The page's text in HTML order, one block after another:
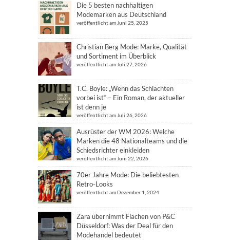
Die 5 besten nachhaltigen
Modemarken aus Deutschland
veröffentlicht am Juni 25, 2025
Christian Berg Mode: Marke, Qualität
und Sortiment im Überblick
veröffentlicht am Juli 27, 2026
T.C. Boyle: „Wenn das Schlachten
vorbei ist“ – Ein Roman, der aktueller
ist denn je
veröffentlicht am Juli 26, 2026
Ausrüster der WM 2026: Welche
Marken die 48 Nationalteams und die
Schiedsrichter einkleiden
veröffentlicht am Juni 22, 2026
70er Jahre Mode: Die beliebtesten
Retro-Looks
veröffentlicht am Dezember 1, 2024
Zara übernimmt Flächen von P&C
Düsseldorf: Was der Deal für den
Modehandel bedeutet